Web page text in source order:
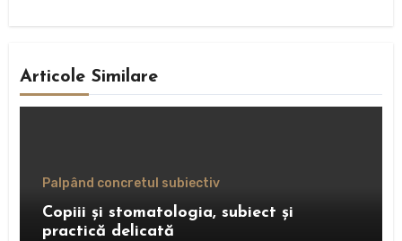
Articole Similare
Palpând concretul subiectiv
Copiii și stomatologia, subiect și
practică delicată